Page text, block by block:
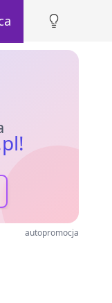
autopromocja